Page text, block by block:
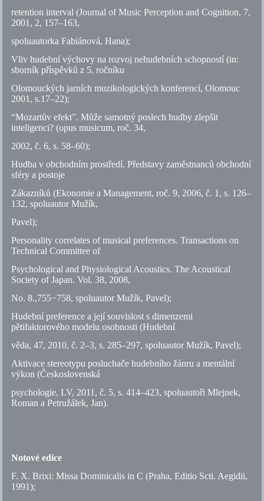
retention interval (Journal of Music Perception and Cognition, 7,
2001, 2, 157–163,
spoluautorka Fabiánová, Hana);
Vliv hudební výchovy na rozvoj nehudebních schopností (in:
sborník příspěvků z 5. ročníku
Olomouckých jarních muzikologických konferencí, Olomouc
2001, s.17–22);
“Mozartův efekt”. Může samotný poslech hudby zlepšit
inteligenci? (opus musicum, roč. 34,
2002,č. 6, s. 58–60);
Hudba v obchodním prostředí. Představy zaměstnanců obchodní
sféry a postoje
Zákazníků (Ekonomie a Management, roč. 9, 2006,č. 1, s. 126–
132, spoluautor Mužík,
Pavel);
Personality correlates of musical preferences. Transactions on
Technical Committee of
Psychological and Physiological Acoustics. The Acoustical
Society of Japan. Vol. 38, 2008,
No. 8.,755−758, spoluautor Mužík, Pavel);
Hudební preference a její souvislost s dimenzemi
pětifaktorového modelu osobnosti (Hudební
věda, 47, 2010,č. 2–3, s. 285–297, spoluautor Mužík, Pavel);
Aktivace stereotypu posluchače hudebního žánru a mentální
výkon (Československá
psychologie, LV, 2011,č. 5, s. 414–423, spoluautoři Mlejnek,
Roman a Petružálek, Jan).
Notové edice
F. X. Brixi: Missa Dominicalis in C (Praha, Editio Scti. Aegidii,
1991);